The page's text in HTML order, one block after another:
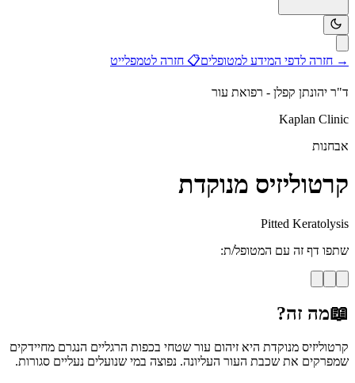
→ חזרה לדפי המידע למטופלים📋 חזרה לטמפלייט
ד"ר יהונתן קפלן - רפואת עור
Kaplan Clinic
אבחנות
קרטוליזיס מנוקדת
Pitted Keratolysis
שתפו דף זה עם המטופל/ת:
📖מה זה?
קרטוליזיס מנוקדת היא זיהום עור שטחי בכפות הרגליים הנגרם מחיידקים
שמפרקים את שכבת העור העליונה. נפוצה במי שנועלים נעליים סגורות.